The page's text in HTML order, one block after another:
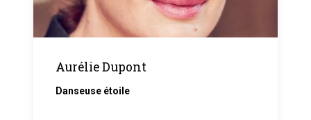
Aurélie Dupont
Danseuse étoile